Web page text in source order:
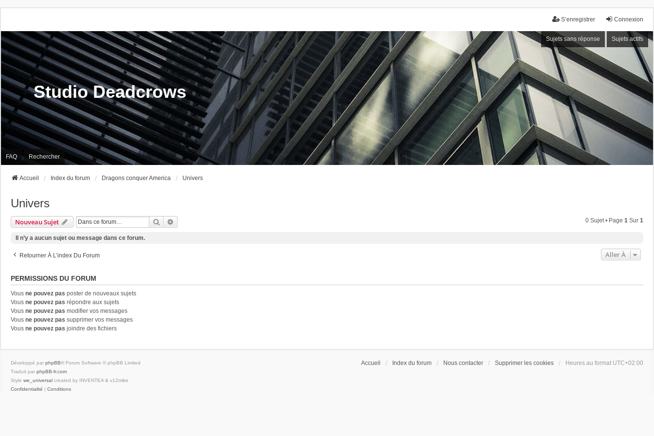
Connexion
S’enregistrer
Sujets sans réponse Sujets actifs
Studio Deadcrows
FAQ Rechercher
Accueil Index du forum Dragons conquer America Univers
Univers
Nouveau Sujet Rechercher 0 Sujet • Page 1 Sur 1
Il n’y a aucun sujet ou message dans ce forum.
Retourner À L’index Du Forum Aller À
PERMISSIONS DU FORUM
Vous ne pouvez pas poster de nouveaux sujets
Vous ne pouvez pas répondre aux sujets
Vous ne pouvez pas modifier vos messages
Vous ne pouvez pas supprimer vos messages
Vous ne pouvez pas joindre des fichiers
Accueil Index du forum Nous contacter Supprimer les cookies Heures au format UTC+02:00
Développé par phpBB® Forum Software © phpBB Limited
Traduit par phpBB-fr.com
Style we_universal created by INVENTEA & v12mike
Confidentialité | Conditions